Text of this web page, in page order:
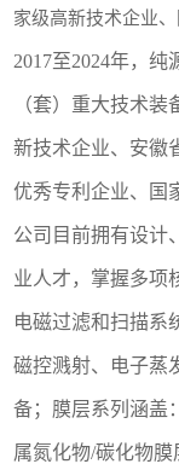
家级高新技术企业、
2017至2024年，
（套）重大技术
新技术企业、安徽
优秀专利企业、国
公司目前拥有设计
业人才，掌握多项
电磁过滤和扫描系
磁控溅射、电子蒸
备；膜层系列涵盖
属氮化物/碳化物膜